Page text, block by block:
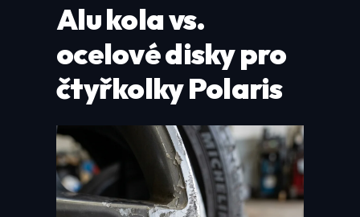
Alu kola vs.
ocelové disky pro
čtyřkolky Polaris